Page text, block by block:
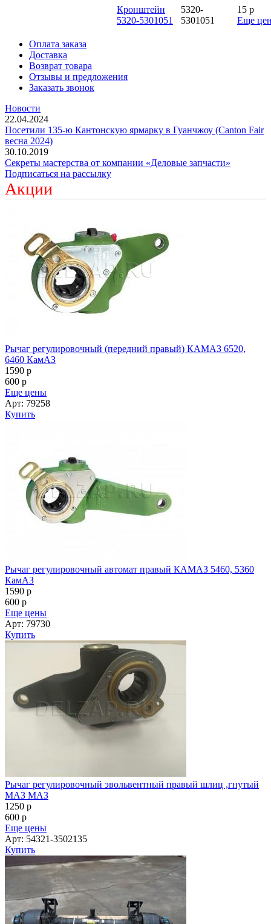
Кронштейн
5320-5301051
5320-
5301051
15 p
Еще
Оплата заказа
Доставка
Возврат товара
Отзывы и предложения
Заказать звонок
Новости
22.04.2024
Посетили 135-ю Кантонскую ярмарку в Гуанчжоу (Canton Fair
весна 2024)
30.10.2019
Секреты мастерства от компании «Деловые запчасти»
Подписаться на рассылку
Акции
Рычаг регулировочный (передний правый) КАМАЗ 6520,
6460 КамАЗ
1590 p
600 p
Еще цены
Арт: 79258
Купить
Рычаг регулировочный автомат правый КАМАЗ 5460, 5360
КамАЗ
1590 p
600 p
Еще цены
Арт: 79730
Купить
Рычаг регулировочный эвольвентный правый шлиц ,гнутый
МАЗ МАЗ
1250 p
600 p
Еще цены
Арт: 54321-3502135
Купить